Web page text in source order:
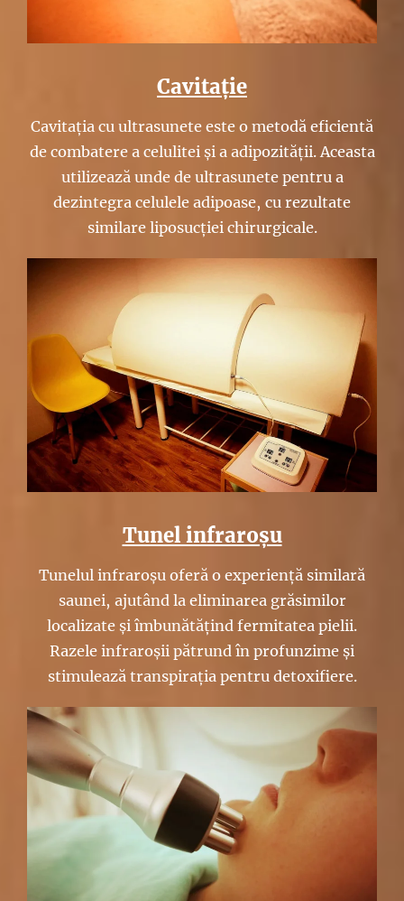
Cavitație
Cavitația cu ultrasunete este o metodă eficientă
de combatere a celulitei și a adipozității. Aceasta
utilizează unde de ultrasunete pentru a
dezintegra celulele adipoase, cu rezultate
similare liposucției chirurgicale.
Tunel infraroșu
Tunelul infraroșu oferă o experiență similară
saunei, ajutând la eliminarea grăsimilor
localizate și îmbunătățind fermitatea pielii.
Razele infraroșii pătrund în profunzime și
stimulează transpirația pentru detoxifiere.